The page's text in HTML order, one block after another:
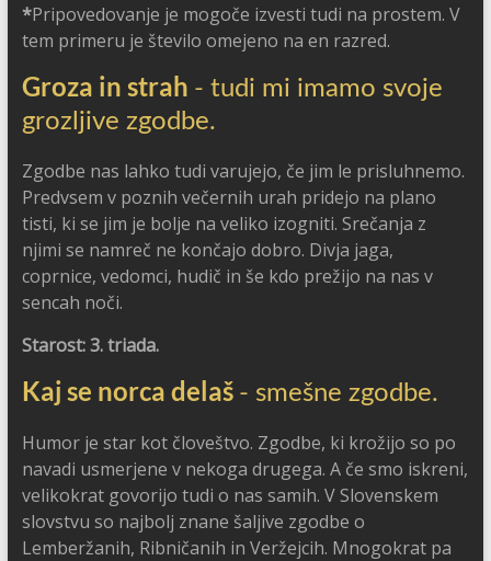
*Pripovedovanje je mogoče izvesti tudi na prostem. V
tem primeru je število omejeno na en razred.
Groza in strah - tudi mi imamo svoje
grozljive zgodbe.
Zgodbe nas lahko tudi varujejo, če jim le prisluhnemo.
Predvsem v poznih večernih urah pridejo na plano
tisti, ki se jim je bolje na veliko izogniti. Srečanja z
njimi se namreč ne končajo dobro. Divja jaga,
coprnice, vedomci, hudič in še kdo prežijo na nas v
sencah noči.
Starost: 3. triada.
Kaj se norca delaš - smešne zgodbe.
Humor je star kot človeštvo. Zgodbe, ki krožijo so po
navadi usmerjene v nekoga drugega. A če smo iskreni,
velikokrat govorijo tudi o nas samih. V Slovenskem
slovstvu so najbolj znane šaljive zgodbe o
Lemberžanih, Ribničanih in Veržejcih. Mnogokrat pa